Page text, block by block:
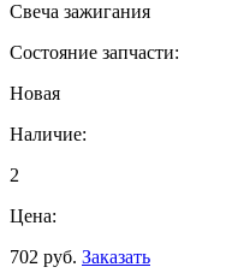
Свеча зажигания
Состояние запчасти:
Новая
Наличие:
2
Цена:
702 руб. Заказать